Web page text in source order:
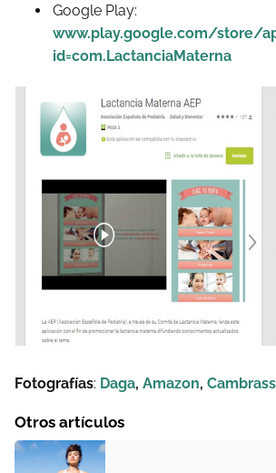
Google Play:
www.play.google.com/store/
id=com.LactanciaMaterna
Fotografías: Daga, Amazon, Cambrass
Otros artículos